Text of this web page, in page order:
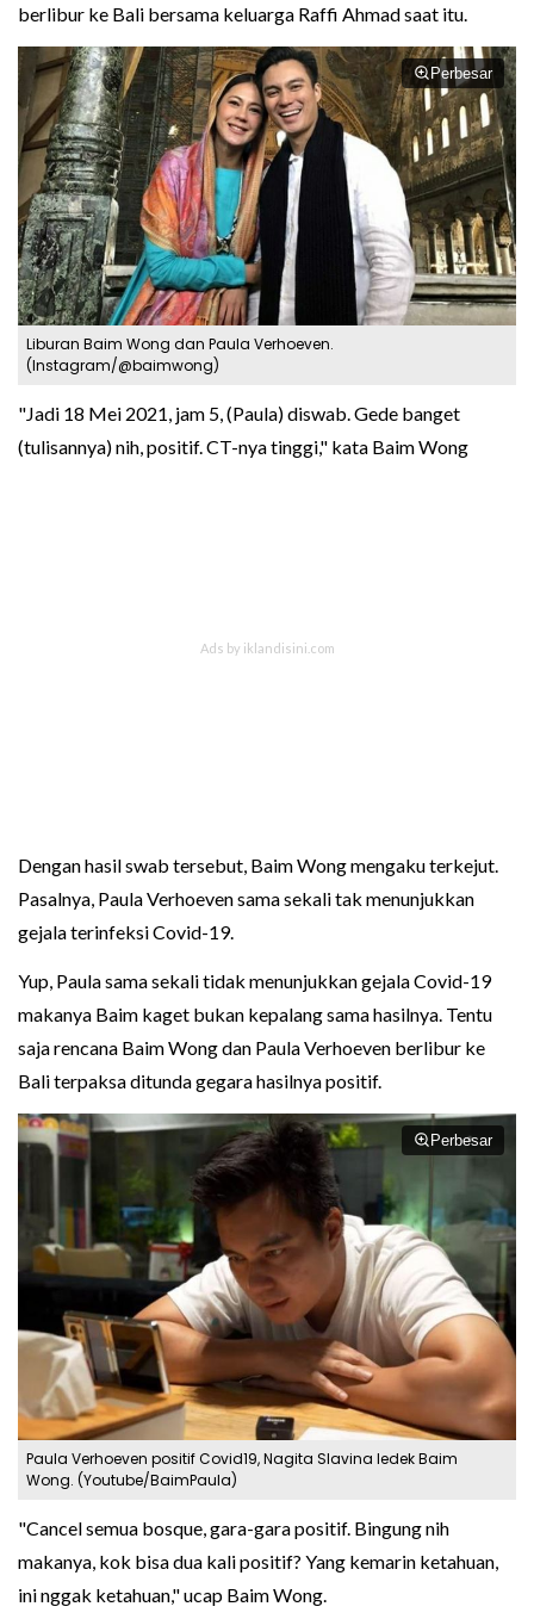
berlibur ke Bali bersama keluarga Raffi Ahmad saat itu.
Perbesar
Liburan Baim Wong dan Paula Verhoeven.
(Instagram/@baimwong)
"Jadi 18 Mei 2021, jam 5, (Paula) diswab. Gede banget
(tulisannya) nih, positif. CT-nya tinggi," kata Baim Wong
Dengan hasil swab tersebut, Baim Wong mengaku terkejut.
Pasalnya, Paula Verhoeven sama sekali tak menunjukkan
gejala terinfeksi Covid-19.
Yup, Paula sama sekali tidak menunjukkan gejala Covid-19
makanya Baim kaget bukan kepalang sama hasilnya. Tentu
saja rencana Baim Wong dan Paula Verhoeven berlibur ke
Bali terpaksa ditunda gegara hasilnya positif.
Perbesar
Paula Verhoeven positif Covid19, Nagita Slavina ledek Baim
Wong. (Youtube/BaimPaula)
"Cancel semua bosque, gara-gara positif. Bingung nih
makanya, kok bisa dua kali positif? Yang kemarin ketahuan,
ini nggak ketahuan," ucap Baim Wong.